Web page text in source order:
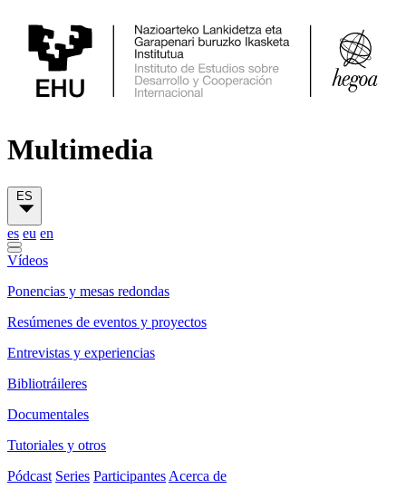
Multimedia
ES
es eu en
Vídeos
Ponencias y mesas redondas
Resúmenes de eventos y proyectos
Entrevistas y experiencias
Bibliotráileres
Documentales
Tutoriales y otros
Pódcast Series Participantes Acerca de